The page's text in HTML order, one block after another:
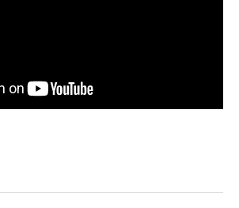
重視窗與分割畫面功能，能同時開啟
一邊查看資料、一邊回覆郵件，提升